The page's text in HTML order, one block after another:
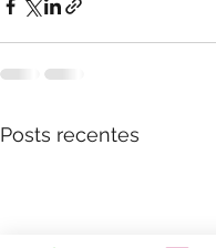
Posts recentes